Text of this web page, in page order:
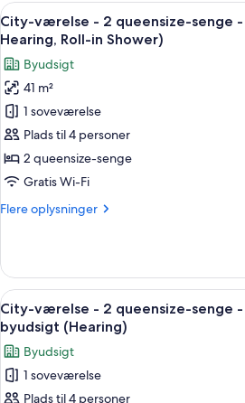
2
queensize-
-
byudsigt
Indlæs
alle
billeder
af
City-
værelse
-
2
queensize-
-
&
Hearing,
Roll-
in
Shower)
Et
7
City-værelse - 2 queensize-senge
Hearing, Roll-in Shower)
Byudsigt
41 m²
1 soveværelse
Plads til 4 personer
2 queensize-senge
Gratis Wi-Fi
Flere oplysninger
Flere
værelse
2
queensize-
senge
-
byudsigt
(Mobility
Indlæs
alle
billeder
af
City-
Et
5
City-værelse - 2 queensize-senge
byudsigt (Hearing)
Byudsigt
1 soveværelse
Plads til 4 personer